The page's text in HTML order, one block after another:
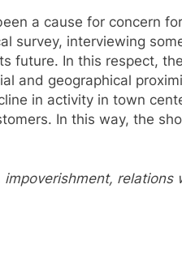
a cause for concern
survey, interviewing
In this respect,
and geographical
in activity in town
In this way, the